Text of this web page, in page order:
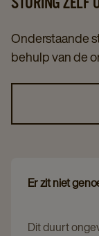
Onderstaande
behulp van de
Er zit niet
Dit duurt